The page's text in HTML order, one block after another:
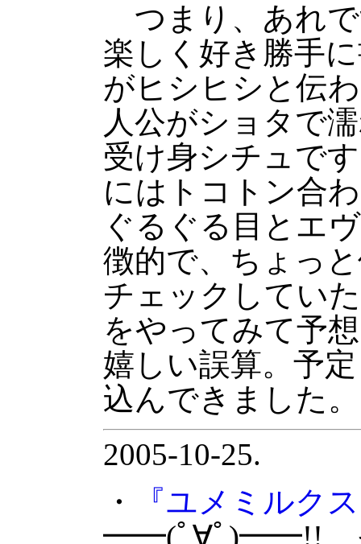
つまり、あれ
楽しく好き勝手
がヒシヒシと伝
人公がショタで
受け身シチュで
にはトコトン合
ぐるぐる目とエ
徴的で、ちょっ
チェックしてい
をやってみて予
嬉しい誤算。予
込んできました。
2005-10-25.
・
『ユメミルク
━━(ﾟ∀ﾟ)━━!! っ